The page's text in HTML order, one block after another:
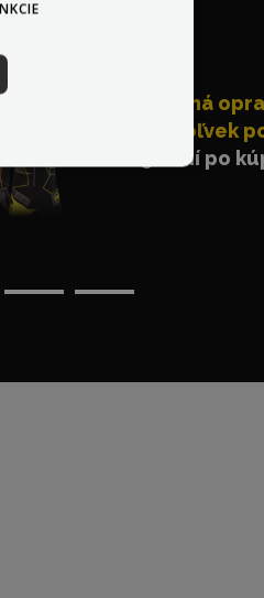
Bezplatná
akéhokoľvek
do 30 dní po